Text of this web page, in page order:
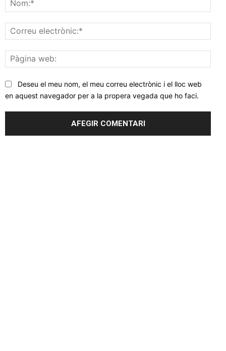
web:
Deseu el meu nom, el meu correu electrònic i el lloc web
en aquest navegador per a la propera vegada que ho faci.